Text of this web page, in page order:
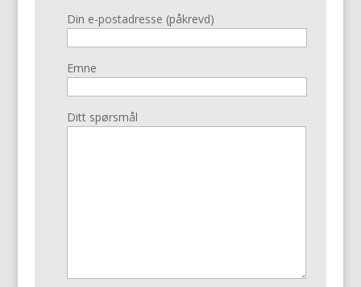
Din e-postadresse (påkrevd)
Emne
Ditt spørsmål